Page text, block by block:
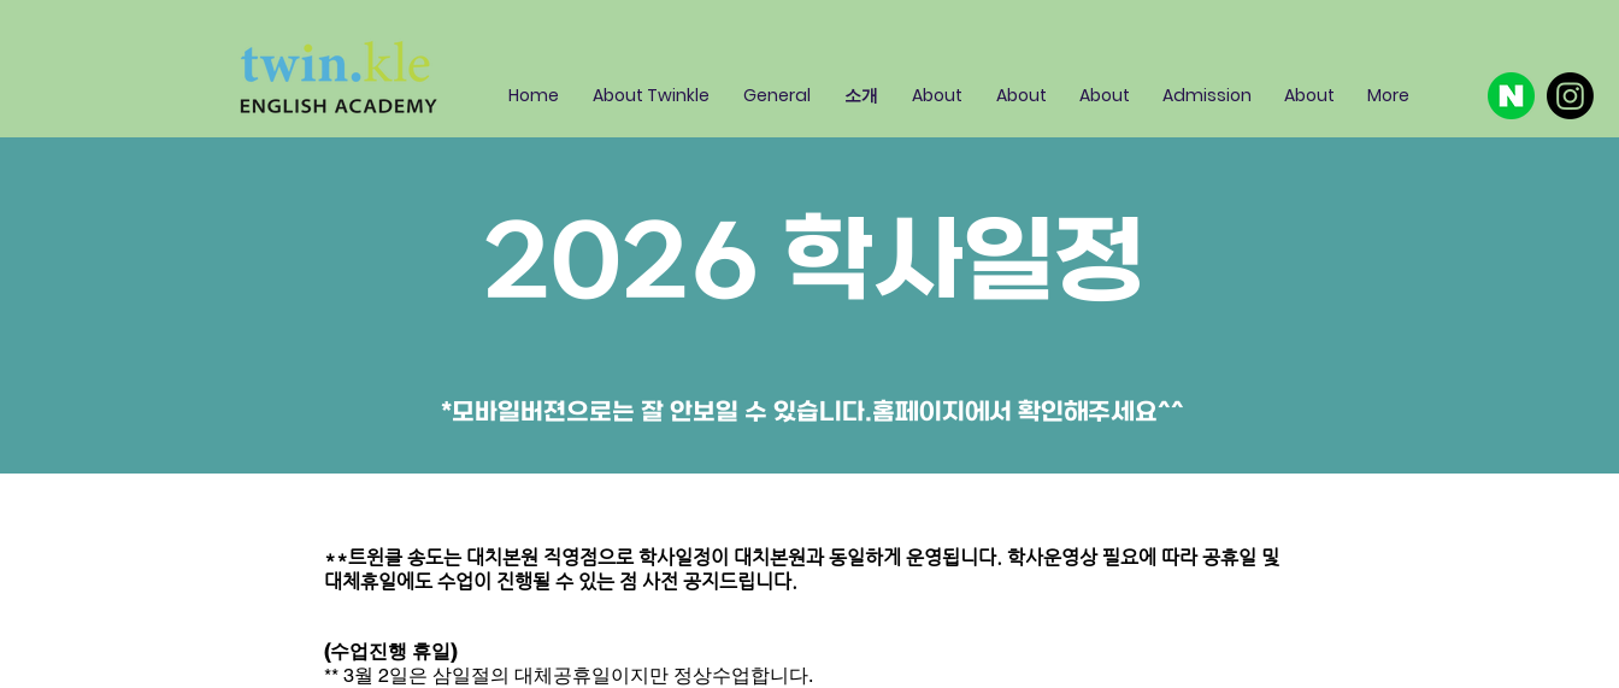
Home About Twinkle General 소개 About About About Admission About More
2026 학사일정
*모바일버젼으로는 잘 안보일 수 있습니다.홈페이지에서 확인해주세요^^
​**트윈클 송도는 대치본원 직영점으로 학사일정이 대치본원과 동일하게 운영됩니다. 학사운영상 필요에 따라 공휴일 및
대체휴일에도 수업이 진행될 수 있는 점 사전 공지드립니다.
(수업진행 휴일)
** 3월 2일은 삼일절의 대체공휴일이지만 정상수업합니다.